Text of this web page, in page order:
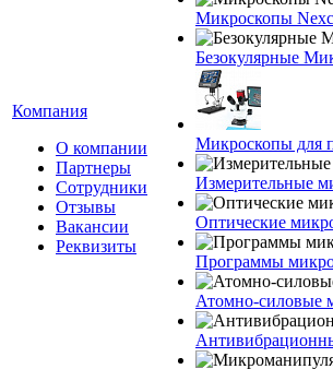
Компания
О компании
Партнеры
Сотрудники
Отзывы
Вакансии
Реквизиты
Микроскопы
Безокулярные
Микроскопы для
Измерительные
Оптические
Программы
Атомно-силовые